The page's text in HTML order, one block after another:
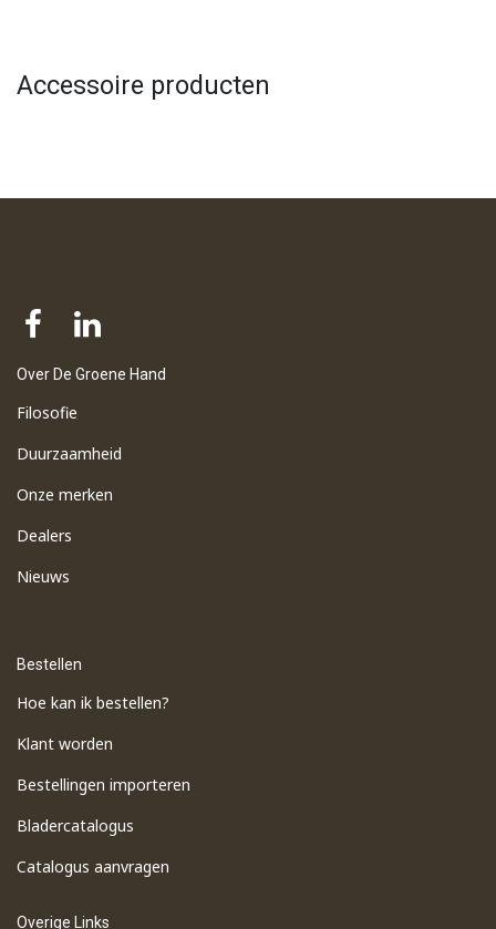
Accessoire producten
Over De Groene Hand
Filosofie
Duurzaamheid
Onze merken
Dealers
Nieuws
Bestellen
Hoe kan ik bestellen?
Klant worden
Bestellingen importeren
​Bladercatalogus
​Catalogus aanvragen
Overige Links